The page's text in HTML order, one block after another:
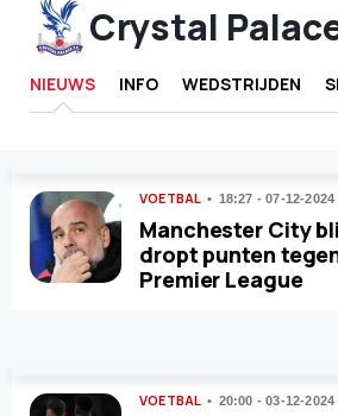
Crystal
NIEUWS INFO WEDSTRIJDEN
VOETBAL 18:27 - 07-12-2024
Manchester City
dropt punten
Premier League
VOETBAL 20:00 - 03-12-2024